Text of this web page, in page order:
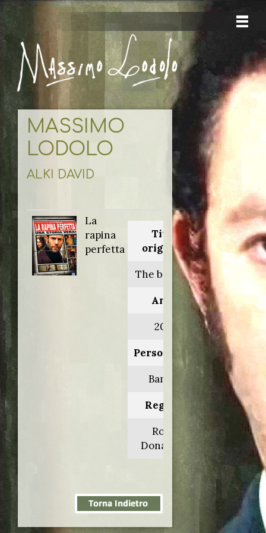
MASSIMO
LODOLO
ALKI DAVID
La
rapina
perfetta
Titolo
originale:
The bank job
Anno:
2008
Personaggio:
Bambas
Regia di:
Roger
Donaldson